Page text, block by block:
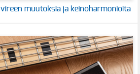
vireen muutoksia ja keinoharmonioita